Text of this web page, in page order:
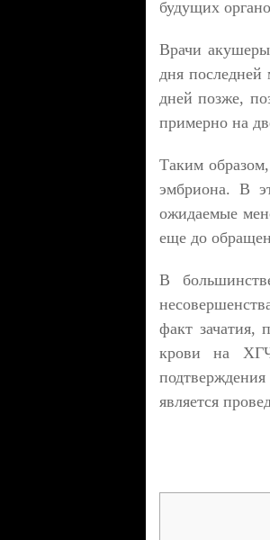
будущих
Врачи
дня последней
дней позже,
примерно на
Таким образом,
эмбриона. В
ожидаемые
еще до
В
факт зачатия,
крови на
является